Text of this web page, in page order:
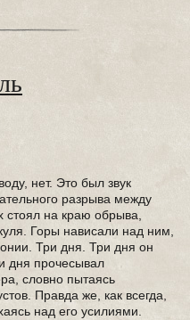
нет. Это был звук
разрыва между
на краю обрыва,
Горы нависали над ним,
Три дня. Три дня он
дня прочесывал
словно пытаясь
Правда же, как всегда,
над его усилиями.